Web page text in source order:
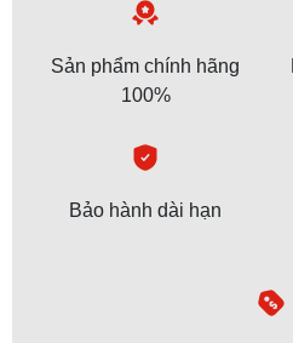
Sản phẩm chính hãng
100%
Bảo hành dài hạn